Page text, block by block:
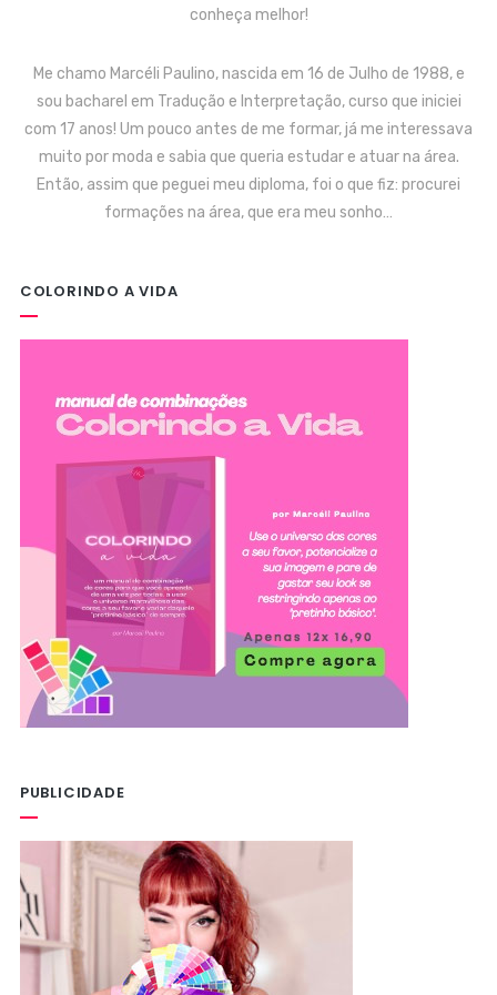
conheça melhor!
Me chamo Marcéli Paulino, nascida em 16 de Julho de 1988, e
sou bacharel em Tradução e Interpretação, curso que iniciei
com 17 anos! Um pouco antes de me formar, já me interessava
muito por moda e sabia que queria estudar e atuar na área.
Então, assim que peguei meu diploma, foi o que fiz: procurei
formações na área, que era meu sonho…
COLORINDO A VIDA
PUBLICIDADE